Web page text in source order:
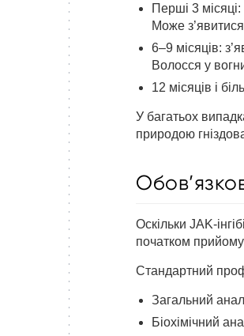
Перші 3
Може
6–9 місяців:
Волосся у
12 місяців і
У багатьох
природою
Оскільки JAK-
початком прийому
Стандартний
Загальний
Біохімічний